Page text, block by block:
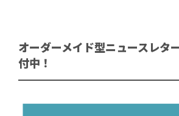
オーダーメイド型ニュースレタ
付中！